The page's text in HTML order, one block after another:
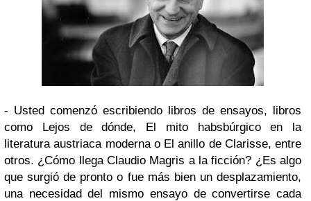
- Usted comenzó escribiendo libros de ensayos, libros
como Lejos de dónde, El mito habsbúrgico en la
literatura austriaca moderna o El anillo de Clarisse, entre
otros. ¿Cómo llega Claudio Magris a la ficción? ¿Es algo
que surgió de pronto o fue más bien un desplazamiento,
una necesidad del mismo ensayo de convertirse cada